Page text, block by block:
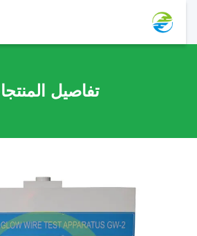
تفاصيل